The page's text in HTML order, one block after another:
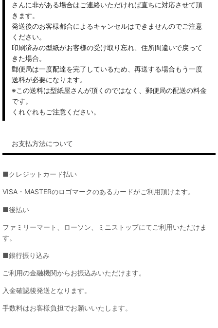
さんに非がある場合はご連絡いただければ直ちに対応させて頂
きます。
発送後のお客様都合によるキャンセルはできませんのでご注意
ください。
印刷済みの型紙がお客様の受け取り忘れ、住所間違いで戻って
きた場合。
郵便局は一度配達を完了しているため、再送する場合もう一度
送料が必要になります。
※この送料は型紙屋さんが頂くのではなく、郵便局の配送の料金
です。
くれぐれもご注意ください。
お支払方法について
■クレジットカード払い
VISA・MASTERのロゴマークのあるカードがご利用頂けます。
■後払い
ファミリーマート、ローソン、ミニストップにてご利用いただけま
す。
■銀行振り込み
ご利用の金融機関からお振込みいただけます。
入金確認後発送となります。
手数料はお客様負担でお願いいたします。